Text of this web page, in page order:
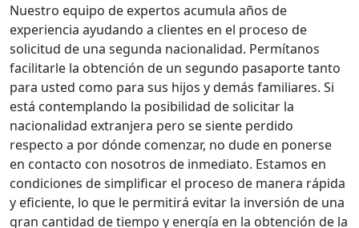
Nuestro equipo de expertos acumula años de
experiencia ayudando a clientes en el proceso de
solicitud de una segunda nacionalidad. Permítanos
facilitarle la obtención de un segundo pasaporte tanto
para usted como para sus hijos y demás familiares. Si
está contemplando la posibilidad de solicitar la
nacionalidad extranjera pero se siente perdido
respecto a por dónde comenzar, no dude en ponerse
en contacto con nosotros de inmediato. Estamos en
condiciones de simplificar el proceso de manera rápida
y eficiente, lo que le permitirá evitar la inversión de una
gran cantidad de tiempo y energía en la obtención de la